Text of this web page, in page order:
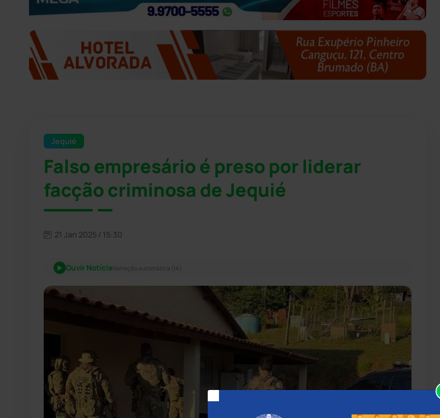
Jequié
Falso empresário é preso por liderar
facção criminosa de Jequié
21 Jan 2025 / 15:30
Ouvir NotíciaNarração automática (IA)